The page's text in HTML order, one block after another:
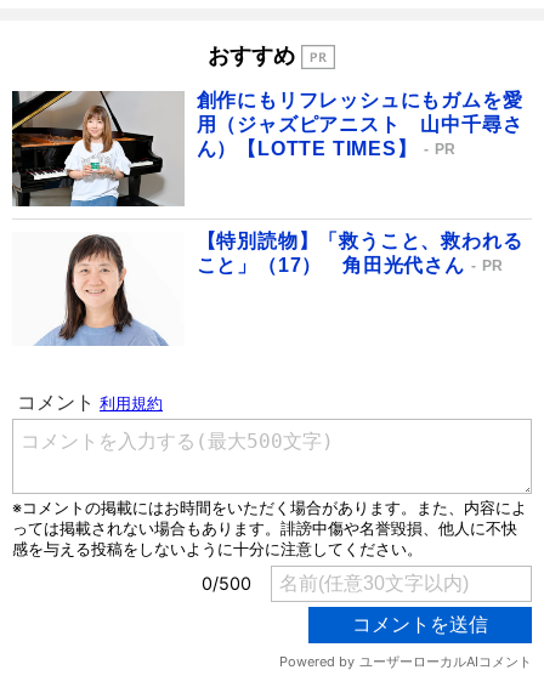
おすすめ
創作にもリフレッシュにもガムを愛
用（ジャズピアニスト 山中千尋さ
ん）【LOTTE TIMES】
PR
【特別読物】「救うこと、救われる
こと」（17） 角田光代さん
PR